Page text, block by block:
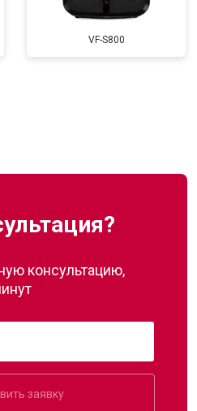
VF-S800
консультацию,
заявку